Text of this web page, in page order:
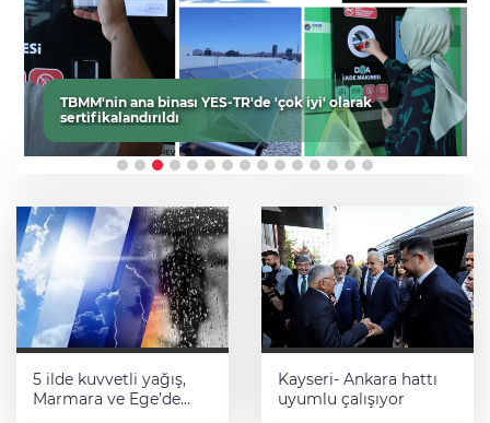
TBMM'nin ana binası YES-TR'de 'çok iyi' olarak
sertifikalandırıldı
5 ilde kuvvetli yağış,
Marmara ve Ege’de
Kayseri- Ankara hattı
uyumlu çalışıyor